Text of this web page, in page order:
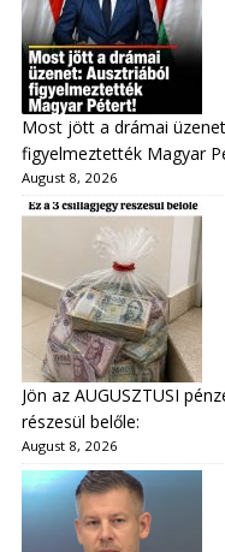
Most jött a drámai
figyelmeztették Magyar
August 8, 2026
Jön az AUGUSZTUSI
részesül belőle:
August 8, 2026